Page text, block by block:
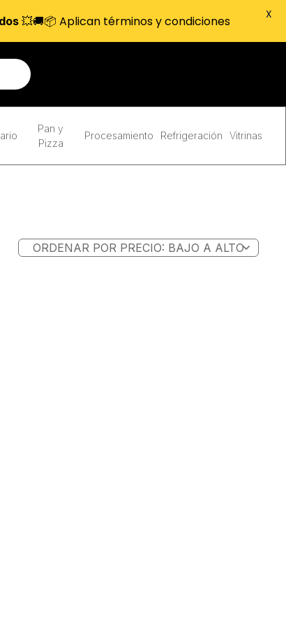
Pan y
Pizza
Procesamiento Refrigeración Vitrinas
💥🚚📦 Aplican términos y condiciones X